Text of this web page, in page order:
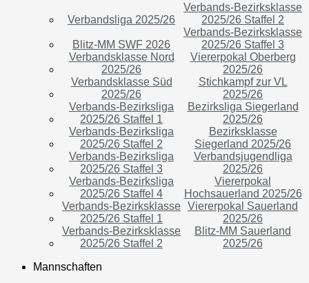
Verbandsliga 2025/26
Verbands-Bezirksklasse
2025/26 Staffel 2
Blitz-MM SWF 2026
Verbands-Bezirksklasse
2025/26 Staffel 3
Verbandsklasse Nord
2025/26
Viererpokal Oberberg
2025/26
Verbandsklasse Süd
2025/26
Stichkampf zur VL
2025/26
Verbands-Bezirksliga
2025/26 Staffel 1
Bezirksliga Siegerland
2025/26
Verbands-Bezirksliga
2025/26 Staffel 2
Bezirksklasse
Siegerland 2025/26
Verbands-Bezirksliga
2025/26 Staffel 3
Verbandsjugendliga
2025/26
Verbands-Bezirksliga
2025/26 Staffel 4
Viererpokal
Hochsauerland 2025/26
Verbands-Bezirksklasse
2025/26 Staffel 1
Viererpokal Sauerland
2025/26
Verbands-Bezirksklasse
2025/26 Staffel 2
Blitz-MM Sauerland
2025/26
Mannschaften